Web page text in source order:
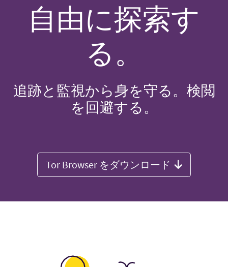
自由に探索す
る。
追跡と監視から身を守る。検閲
を回避する。
Tor Browser をダウンロード